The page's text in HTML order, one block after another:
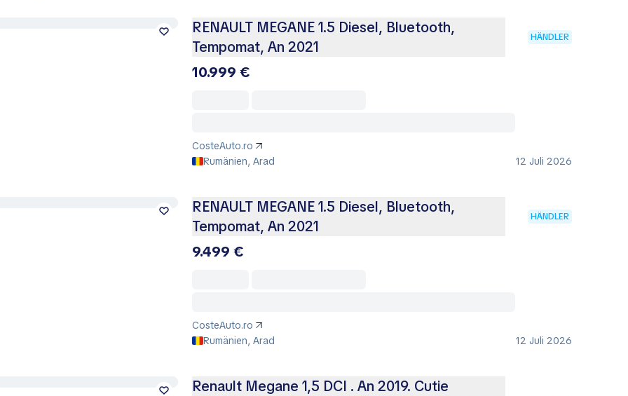
RENAULT MEGANE 1.5 Diesel, Bluetooth,
Tempomat, An 2021
HÄNDLER
10.999 €
CosteAuto.ro
Rumänien, Arad
12 Juli 2026
RENAULT MEGANE 1.5 Diesel, Bluetooth,
Tempomat, An 2021
HÄNDLER
9.499 €
CosteAuto.ro
Rumänien, Arad
12 Juli 2026
Renault Megane 1,5 DCI . An 2019. Cutie